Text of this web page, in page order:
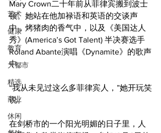
艺术
健康
教育
大都市
精选
商业
休闲
Mary Crown二十年前从菲律宾搬到波士
顿。她站在他加禄语和英语的交谈声
中，烤猪肉的香气中，以及《美国达人
秀》(America’s Got Talent) 半决赛选手
Roland Abante演唱《Dynamite》的歌声
中。
“我从未见过这么多菲律宾人，”她开玩笑
说。
在剑桥市的一个阳光明媚的日子里，人